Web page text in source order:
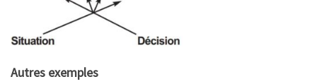
Autres exemples